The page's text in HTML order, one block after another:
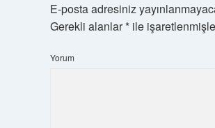
E-posta adresiniz
Gerekli alanlar*ile
Yorum